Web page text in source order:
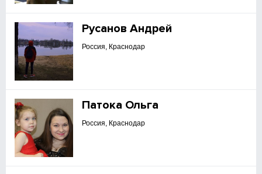
Русанов Андрей
Россия, Краснодар
Патока Ольга
Россия, Краснодар